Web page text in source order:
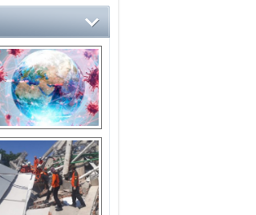
14 soruda
Koronavirüs
hakkında kendinizi
test edin...